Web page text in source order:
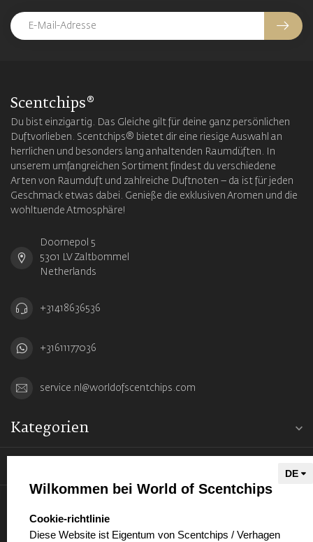
Scentchips®
Du bist einzigartig. Das Gleiche gilt für deine ganz persönlichen
Duftvorlieben. Scentchips® bietet dir eine riesige Auswahl an
herrlichen und besonders lang anhaltenden Raumdüften. In
unserem umfangreichen Sortiment findest du verschiedene
Arten von Raumduft und zahlreiche Duftnoten – da ist für jeden
Geschmack etwas dabei. Genieße die exklusiven Aromen und die
wohltuende Atmosphäre!
Doornepol 5
5301 LV Zaltbommel
Netherlands
+31418636536
+31611177036
service.nl@worldofscentchips.com
Kategorien
Wilkommen bei World of Scentchips
select language
Cookie-richtlinie
Diese Website ist Eigentum von Scentchips / Verhagen